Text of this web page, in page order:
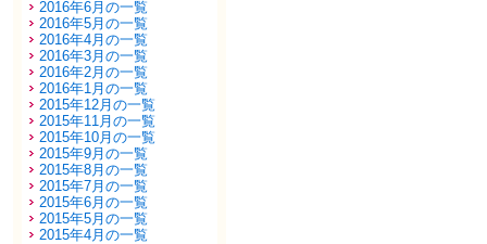
2016年6月の一覧
2016年5月の一覧
2016年4月の一覧
2016年3月の一覧
2016年2月の一覧
2016年1月の一覧
2015年12月の一覧
2015年11月の一覧
2015年10月の一覧
2015年9月の一覧
2015年8月の一覧
2015年7月の一覧
2015年6月の一覧
2015年5月の一覧
2015年4月の一覧